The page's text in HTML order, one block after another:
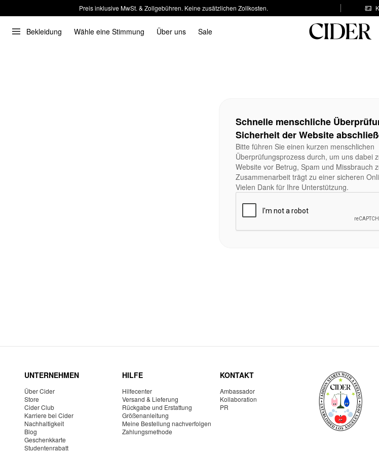
Preis inklusive MwSt. & Zollgebühren. Keine zusätzlichen Zollkosten.
Bekleidung Wähle eine Stimmung Über uns Sale
Schnelle menschliche
Sicherheit der Website
Bitte führen Sie einen kurzen menschlichen
Überprüfungsprozess durch, um uns dabei
Website vor Betrug, Spam und Missbrauch
Zusammenarbeit trägt zu einer sicheren
Vielen Dank für Ihre Unterstützung.
UNTERNEHMEN
Über Cider
Store
Cider Club
Karriere bei Cider
Nachhaltigkeit
Blog
Geschenkkarte
Studentenrabatt
HILFE
Hilfecenter
Versand & Lieferung
Rückgabe und Erstattung
Größenanleitung
Meine Bestellung nachverfolgen
Zahlungsmethode
KONTAKT
Ambassador
Kollaboration
PR